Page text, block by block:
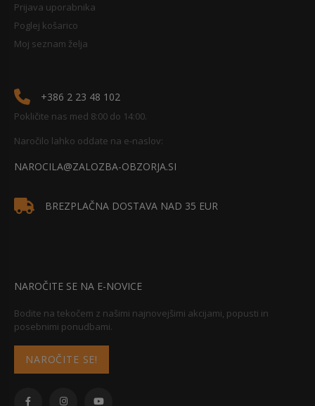
Prijava uporabnika
Poglej košarico
Moj seznam želja
+386 2 23 48 102
Pokličite nas med 8:00 do 14:00.
Naročilo lahko oddate na e-naslov:
NAROCILA@ZALOZBA-OBZORJA.SI
BREZPLAČNA DOSTAVA NAD 35 EUR
NAROČITE SE NA E-NOVICE
Bodite na tekočem z našimi najnovejšimi akcijami, popusti in
posebnimi ponudbami.
NAROČITE SE!